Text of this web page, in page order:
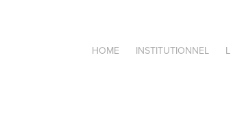
HOME INSTITUTIONNEL